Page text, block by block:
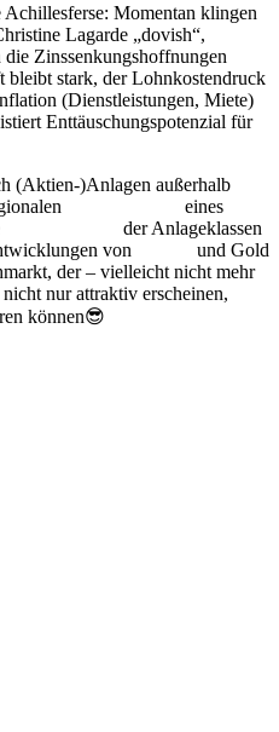
Momentan klingen
Lagarde „dovish“,
die Zinssenkungshoffnungen
bleibt stark, der Lohnkostendruck
(Dienstleistungen, Miete)
Enttäuschungspotenzial für
(Aktien-)Anlagen außerhalb
eines
der Anlageklassen
von
und Gold
der – vielleicht nicht mehr
nur attraktiv erscheinen,
können😎